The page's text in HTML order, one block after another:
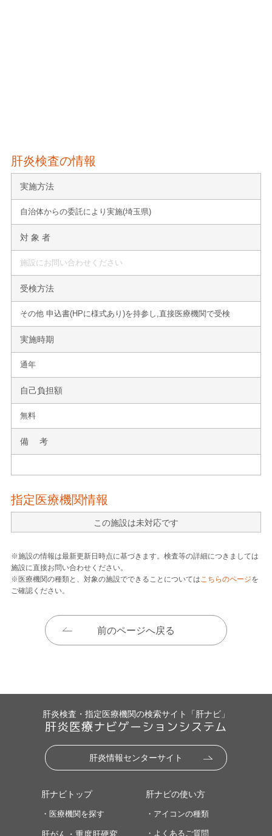
肝炎検査の情報
実施方法
自治体からの委託により実施(埼玉県)
対 象 者
施設にお問い合わせください
受検方法
その他 申込書(HPに様式あり)を持参し,直接医療機関で受検
実施時期
通年
自己負担額
無料
備 考
指定医療機関情報
この施設は未対応です
※施設の情報は最新更新日時点に基づきます。検査等の詳細につきましては
施設に直接お問い合わせください。
※医療機関の種類と、対象の施設でできることについてはこちらのページを
ご確認ください。
前のページへ戻る
肝炎検査・指定医療機関の検索サイト「肝ナビ」
肝炎医療ナビゲーションシステム
肝炎情報センターサイト
肝ナビトップ
・医療機関を探す
肝ナビの使い方
・アイコンの種類
・よくあるご質問